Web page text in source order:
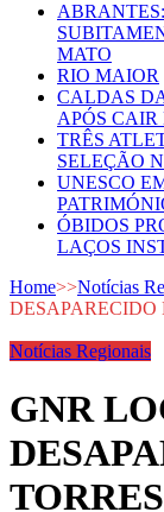
MATO
RIO MAIOR
CALDAS
APÓS CAIR
TRÊS
SELEÇÃO
UNESCO
ÓBIDOS
LAÇOS
Home>>Notícias
DESAPARECIDO
Notícias Regionais
GNR